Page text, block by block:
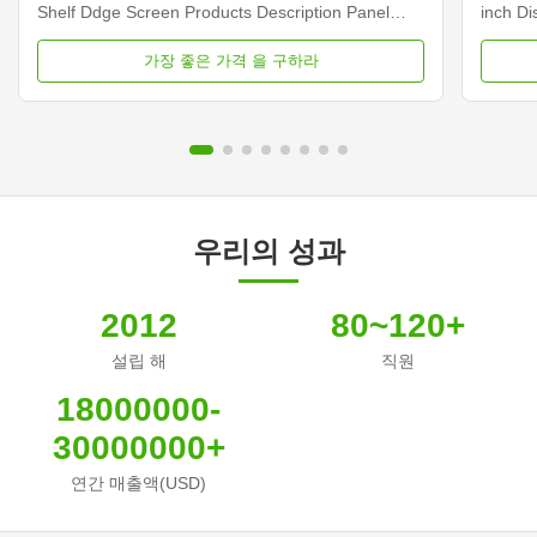
Shelf Ddge Screen Products Description Panel
type 23.1 inch LCD screen Installation Wall mount
Display dimension 585.6mm *48.19mm Display
Color 16.7M Backlight LED backlight Operation
가장 좋은 가격 을 구하라
inch
우리의 성과
2012
설립 해
80~120+
직원
18000000-
30000000+
연간 매출액(USD)